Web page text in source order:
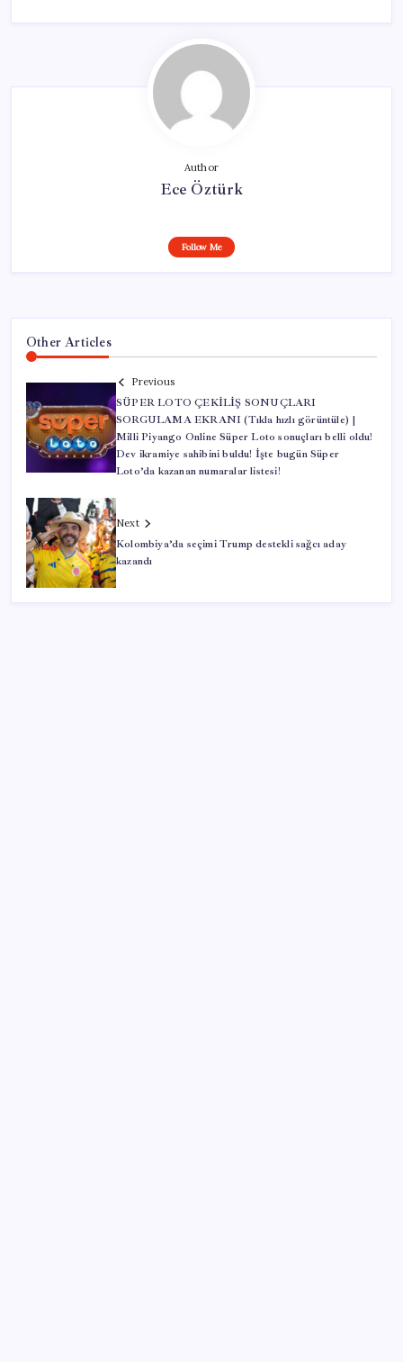
Author
Ece Öztürk
Follow Me
Other Articles
Previous
SÜPER LOTO ÇEKİLİŞ SONUÇLARI
SORGULAMA EKRANI (Tıkla hızlı görüntüle) |
Milli Piyango Online Süper Loto sonuçları belli oldu!
Dev ikramiye sahibini buldu! İşte bugün Süper
Loto’da kazanan numaralar listesi!
Next
Kolombiya’da seçimi Trump destekli sağcı aday
kazandı